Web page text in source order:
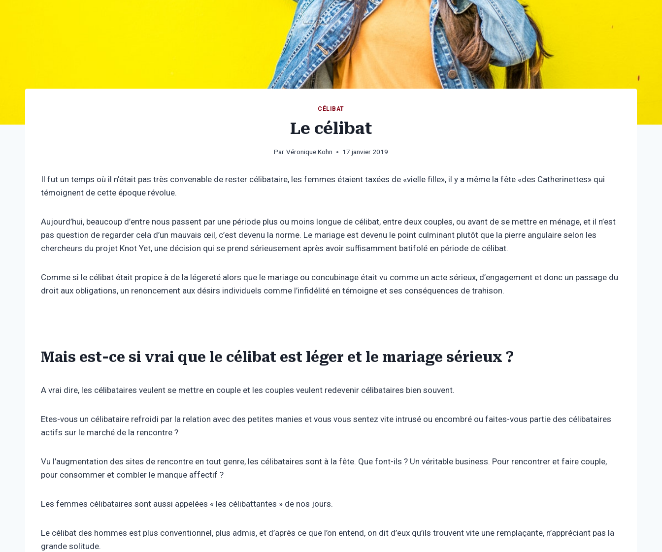
CÉLIBAT
Le célibat
Par Véronique Kohn 17 janvier 2019
Il fut un temps où il n’était pas très convenable de rester célibataire, les femmes étaient taxées de «vielle fille», il y a même la fête «des Catherinettes» qui
témoignent de cette époque révolue.
Aujourd’hui, beaucoup d’entre nous passent par une période plus ou moins longue de célibat, entre deux couples, ou avant de se mettre en ménage, et il n’est
pas question de regarder cela d’un mauvais œil, c’est devenu la norme. Le mariage est devenu le point culminant plutôt que la pierre angulaire selon les
chercheurs du projet Knot Yet, une décision qui se prend sérieusement après avoir suffisamment batifolé en période de célibat.
Comme si le célibat était propice à de la légereté alors que le mariage ou concubinage était vu comme un acte sérieux, d’engagement et donc un passage du
droit aux obligations, un renoncement aux désirs individuels comme l’infidélité en témoigne et ses conséquences de trahison.
Mais est-ce si vrai que le célibat est léger et le mariage sérieux ?
A vrai dire, les célibataires veulent se mettre en couple et les couples veulent redevenir célibataires bien souvent.
Etes-vous un célibataire refroidi par la relation avec des petites manies et vous vous sentez vite intrusé ou encombré ou faites-vous partie des célibataires
actifs sur le marché de la rencontre ?
Vu l’augmentation des sites de rencontre en tout genre, les célibataires sont à la fête. Que font-ils ? Un véritable business. Pour rencontrer et faire couple,
pour consommer et combler le manque affectif ?
Les femmes célibataires sont aussi appelées « les célibattantes » de nos jours.
Le célibat des hommes est plus conventionnel, plus admis, et d’après ce que l’on entend, on dit d’eux qu’ils trouvent vite une remplaçante, n’appréciant pas la
grande solitude.